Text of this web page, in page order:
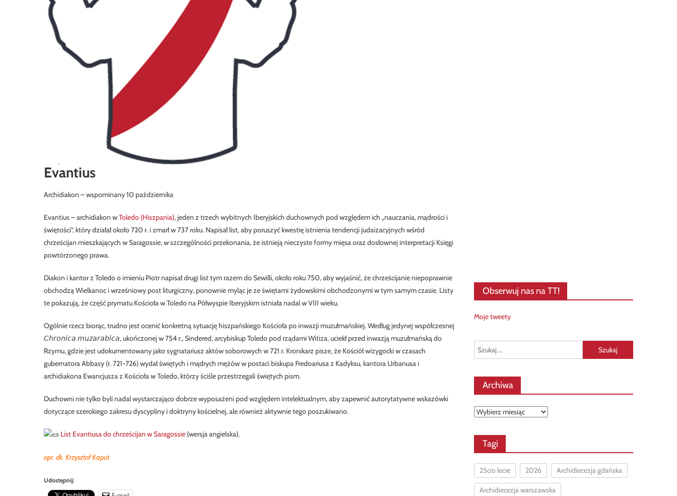
Evantius
Archidiakon – wspominany 10 października
Evantius – archidiakon wToledo (Hiszpania), jeden z trzech wybitnych Iberyjskich duchownych pod względem ich „nauczania, mądrości i
świętości”, który działał około 720 r. i zmarł w 737 roku. Napisał list, aby poruszyć kwestię istnienia tendencji judaizacyjnych wśród
chrześcijan mieszkających w Saragossie, w szczególności przekonania, że istnieją nieczyste formy mięsa oraz dosłownej interpretacji Księgi
powtórzonego prawa.
Diakon i kantor z Toledo o imieniu Piotr napisał drugi list tym razem do Sewilli, około roku 750, aby wyjaśnić, że chrześcijanie niepoprawnie
obchodzą Wielkanoc i wrześniowy post liturgiczny, ponownie myląc je ze świętami żydowskimi obchodzonymi w tym samym czasie. Listy
te pokazują, że część prymatu Kościoła w Toledo na Półwyspie Iberyjskim istniała nadal w VIII wieku.
Ogólnie rzecz biorąc, trudno jest ocenić konkretną sytuację hiszpańskiego Kościoła po inwazji muzułmańskiej. Według jedynej współczesnej
𝘊𝘩𝘳𝘰𝘯𝘪𝘤𝘢 𝘮𝘶𝘻𝘢𝘳𝘢𝘣𝘪𝘤𝘢, ukończonej w 754 r., Sindered, arcybiskup Toledo pod rządami Witiza, uciekł przed inwazją muzułmańską do
Rzymu, gdzie jest udokumentowany jako sygnatariusz aktów soborowych w 721 r. Kronikarz pisze, że Kościół wizygocki w czasach
gubernatora Abbasy (r. 721-726) wydał świętych i mądrych mężów w postaci biskupa Fredoariusa z Kadyksu, kantora Urbanusa i
archidiakona Ewancjusza z Kościoła w Toledo, którzy ściśle przestrzegali świętych pism.
Duchowni nie tylko byli nadal wystarczająco dobrze wyposażeni pod względem intelektualnym, aby zapewnić autorytatywne wskazówki
dotyczące szerokiego zakresu dyscypliny i doktryny kościelnej, ale również aktywnie tego poszukiwano.
List Evantiusa do chrześcijan w Saragossie (wersja angielska).
opr. dk. Krzysztof Kaput
Udostępnij:
Obserwuj nas na TT!
Moje tweety
Szukaj:
Archiwa
Archiwa
Tagi
25cio lecie 2026 Archidiecezja gdańska
Archidiecezja warszawska